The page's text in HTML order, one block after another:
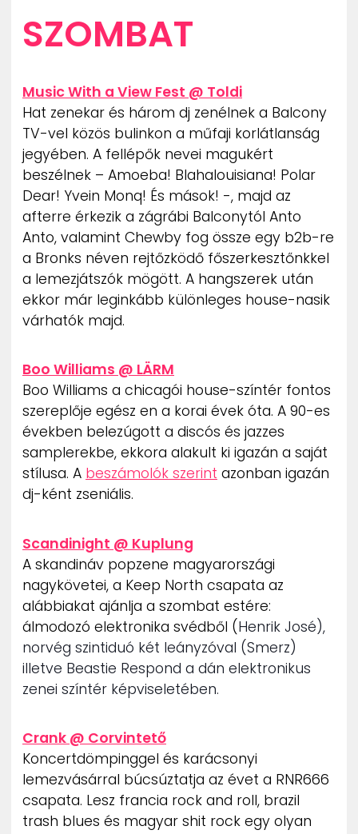
SZOMBAT
Music With a View Fest @ Toldi
Hat zenekar és három dj zenélnek a Balcony
TV-vel közös bulinkon a műfaji korlátlanság
jegyében. A fellépők nevei magukért
beszélnek – Amoeba! Blahalouisiana! Polar
Dear! Yvein Monq! És mások! -, majd az
afterre érkezik a zágrábi Balconytól Anto
Anto, valamint Chewby fog össze egy b2b-re
a Bronks néven rejtőzködő főszerkesztőnkkel
a lemezjátszók mögött. A hangszerek után
ekkor már leginkább különleges house-nasik
várhatók majd.
Boo Williams @ LÄRM
Boo Williams a chicagói house-színtér fontos
szereplője egész en a korai évek óta. A 90-es
években belezúgott a discós és jazzes
samplerekbe, ekkora alakult ki igazán a saját
stílusa. A beszámolók szerint azonban igazán
dj-ként zseniális.
Scandinight @ Kuplung
A skandináv popzene magyarországi
nagykövetei, a Keep North csapata az
alábbiakat ajánlja a szombat estére:
álmodozó elektronika svédből (Henrik José),
norvég szintiduó két leányzóval (Smerz)
illetve Beastie Respond a dán elektronikus
zenei színtér képviseletében.
Crank @ Corvintető
Koncertdömpinggel és karácsonyi
lemezvásárral búcsúztatja az évet a RNR666
csapata. Lesz francia rock and roll, brazil
trash blues és magyar shit rock egy olyan